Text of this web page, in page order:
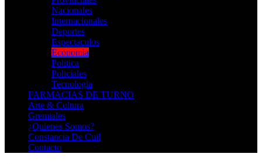
Nacionales
Internacionales
Deportes
Espectaculos
Economia
Politica
Policiales
Tecnologia
FARMACIAS DE TURNO
Arte & Cultura
Gremiales
¿Quienes Somos?
Constancia De Cuil
Contacto